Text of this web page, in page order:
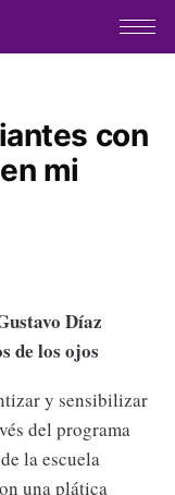
con
mi
Díaz
de los ojos
y sensibilizar
del programa
la escuela
una plática